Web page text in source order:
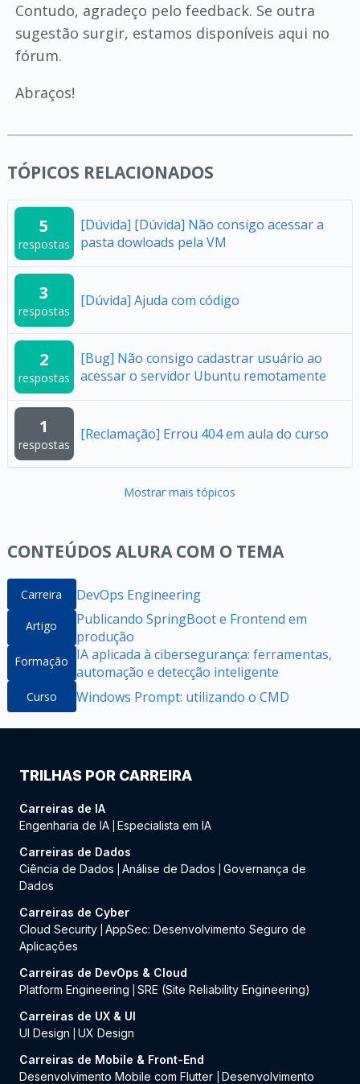
Contudo, agradeço pelo feedback. Se outra
sugestão surgir, estamos disponíveis aqui no
fórum.
Abraços!
TÓPICOS RELACIONADOS
5
respostas
[Dúvida] [Dúvida] Não consigo acessar a
pasta dowloads pela VM
3
respostas
[Dúvida] Ajuda com código
2
respostas
[Bug] Não consigo cadastrar usuário ao
acessar o servidor Ubuntu remotamente
1
respostas
[Reclamação] Errou 404 em aula do curso
Mostrar mais tópicos
CONTEÚDOS ALURA COM O TEMA
Carreira DevOps Engineering
Artigo
Publicando SpringBoot e Frontend em
produção
Formação
IA aplicada à cibersegurança: ferramentas,
automação e detecção inteligente
Curso Windows Prompt: utilizando o CMD
TRILHAS POR CARREIRA
Carreiras de IA
Engenharia de IA Especialista em IA
Carreiras de Dados
Ciência de Dados
Análise de Dados
Governança de
Dados
Carreiras de Cyber
Cloud Security AppSec: Desenvolvimento Seguro de
Aplicações
Carreiras de DevOps & Cloud
Platform Engineering
SRE (Site Reliability Engineering)
Carreiras de UX & UI
UI Design
UX Design
Carreiras de Mobile & Front-End
Desenvolvimento Mobile com Flutter
Desenvolvimento